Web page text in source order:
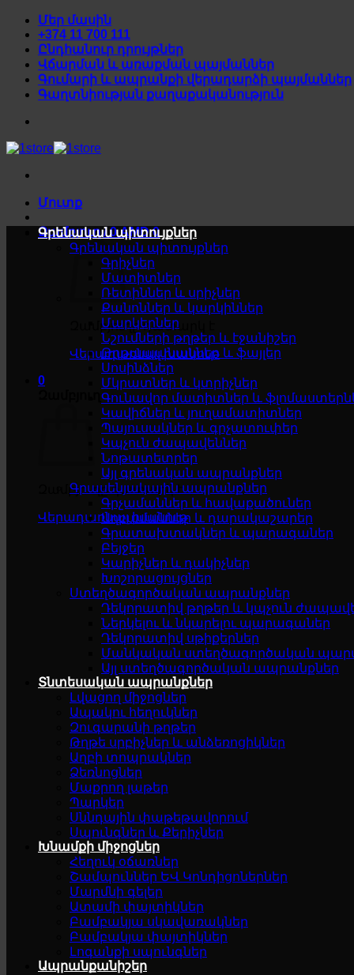
Skip
content
Մեր մասին
+374 11 700 111
Ընդհանուր դրույթներ
Վճարման և առաքման պայմաններ
Գումարի և ապրանքի վերադարձի պայմաններ
Գաղտնիության քաղաքականություն
Մուտք
Զամբյուղ /0AMD 0
Զամբյուղը դատարկ է
Վերադառնալ խանութ
0
Զամբյուղը դատարկ է
Վերադառնալ խանութ
Գրենական պիտույքներ
Գրենական պիտույքներ
Գրիչներ
Մատիտներ
Ռետիններ և սրիչներ
Քանոններ և կարկիններ
Մարկերներ
Նշումների թղթեր և էջանիշեր
Թղթապանակներ և ֆայլեր
Սոսինձներ
Մկրատներ և կտրիչներ
Գունավոր մատիտներ և
Կավիճներ և յուղամատիտներ
Պայուսակներ և գրչատուփեր
Կպչուն ժապավեններ
Նոթատետրեր
Այլ գրենական ապրանքներ
Գրասենյակային ապրանքներ
Գրչամաններ և հավաքածուներ
Աղբամաններ և դարակաշարեր
Գրատախտակներ և պարագաներ
Բեյջեր
Կարիչներ և դակիչներ
Խոշորացույցներ
Ստեղծագործական ապրանքներ
Դեկորատիվ թղթեր և կպչուն
Ներկելու և նկարելու պարագաներ
Դեկորատիվ սթիքերներ
Մանկական ստեղծագործական
Այլ ստեղծագործական ապրանքներ
Տնտեսական ապրանքներ
Լվացող միջոցներ
Ապակու հեղուկներ
Զուգարանի թղթեր
Թղթե սրբիչներ և անձեռոցիկներ
Աղբի տոպրակներ
Ձեռնոցներ
Մաքրող լաթեր
Պարկեր
Սննդային փաթեթավորում
Սպունգներ և Քերիչներ
Խնամքի միջոցներ
Հեղուկ օճառներ
Շամպուններ ԵՎ Կոնդիցոներներ
Մարմնի գելեր
Ատամի փայտիկներ
Բամբակյա սկավառակներ
Բամբակյա փայտիկներ
Լոգանքի սպունգներ
Ապրանքանիշեր